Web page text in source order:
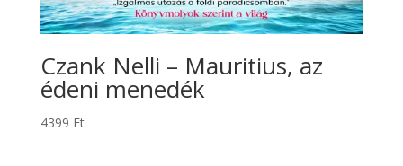
Czank Nelli – Mauritius, az
édeni menedék
4399 Ft